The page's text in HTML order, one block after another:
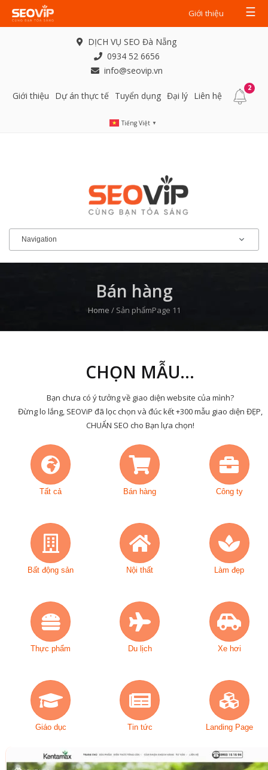
Giới thiệu ☰
DỊCH VỤ SEO Đà Nẵng
0934 52 6656
info@seovip.vn
Giới thiệu Dự án thực tế Tuyển dụng Đại lý Liên hệ
2
Tiếng Việt ▼
Bán hàng
Home / Sản phẩmPage 11
CHỌN MẪU...
Bạn chưa có ý tưởng về giao diện website của mình?
Đừng lo lắng, SEOViP đã lọc chọn và đúc kết +300 mẫu giao diện ĐẸP,
CHUẨN SEO cho Bạn lựa chọn!
Tất cả Bán hàng Công ty
Bất động sản Nội thất Làm đẹp
Thực phẩm Du lịch Xe hơi
Giáo dục Tin tức Landing Page